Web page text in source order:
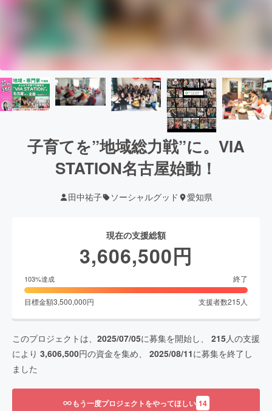
子育てを”地域総力戦”に。VIA
STATION名古屋始動！
田中祐子 ソーシャルグッド 愛知県
現在の支援総額
3,606,500円
103%達成 終了
目標金額3,500,000円 支援者数215 人
このプロジェクトは、 2025/07/05に募集を開始し、 215人の支援
により 3,606,500円の資金を集め、 2025/08/11に募集を終了し
ました
もう一度プロジェクトをやってほしい 14